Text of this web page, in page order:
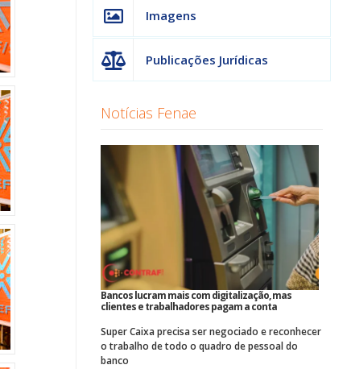
Imagens
Publicações Jurídicas
Notícias Fenae
Bancos lucram mais com digitalização, mas
clientes e trabalhadores pagam a conta
Super Caixa precisa ser negociado e reconhecer
o trabalho de todo o quadro de pessoal do
banco